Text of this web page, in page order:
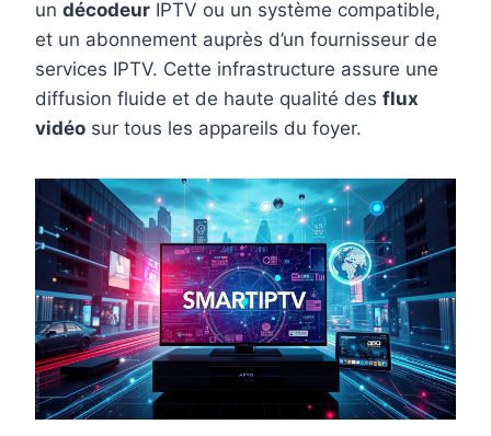
un décodeur IPTV ou un système compatible,
et un abonnement auprès d’un fournisseur de
services IPTV. Cette infrastructure assure une
diffusion fluide et de haute qualité des flux
vidéo sur tous les appareils du foyer.